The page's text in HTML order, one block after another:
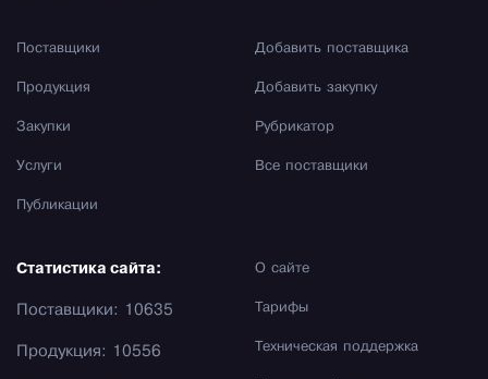
Поставщики
Продукция
Закупки
Услуги
Публикации
Добавить поставщика
Добавить закупку
Рубрикатор
Все поставщики
О сайте
Тарифы
Техническая поддержка
Статистика сайта:
Поставщики: 10635
Продукция: 10556